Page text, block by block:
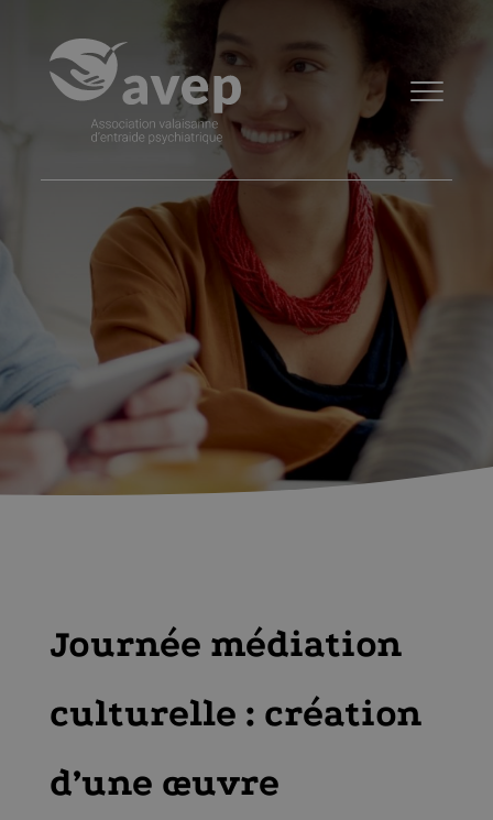
Journée médiation
culturelle : création
d’une œuvre